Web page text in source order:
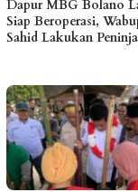
Dapur MBG Bolano
Siap Beroperasi,
Sahid Lakukan